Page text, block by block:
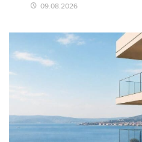
09.08.2026